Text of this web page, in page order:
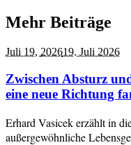
Mehr Beiträge
Juli 19, 202619. Juli 2026
Zwischen Absturz
eine neue Richtung
Erhard Vasicek erzählt in
außergewöhnliche